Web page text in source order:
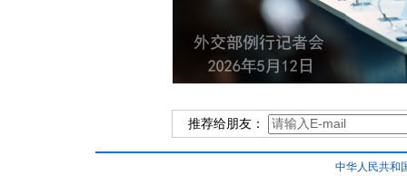
推荐给朋友：
中华人民共和